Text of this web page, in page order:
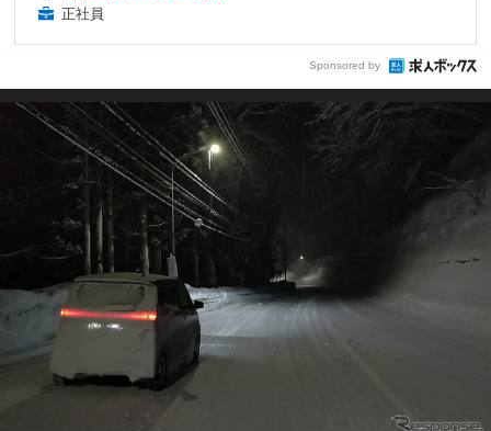
正社員
Sponsored by